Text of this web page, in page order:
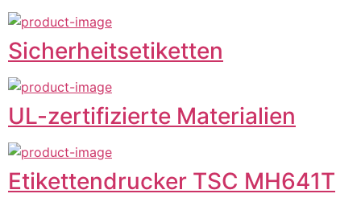
Sicherheitsetiketten
UL-zertifizierte Materialien
Etikettendrucker TSC MH641T